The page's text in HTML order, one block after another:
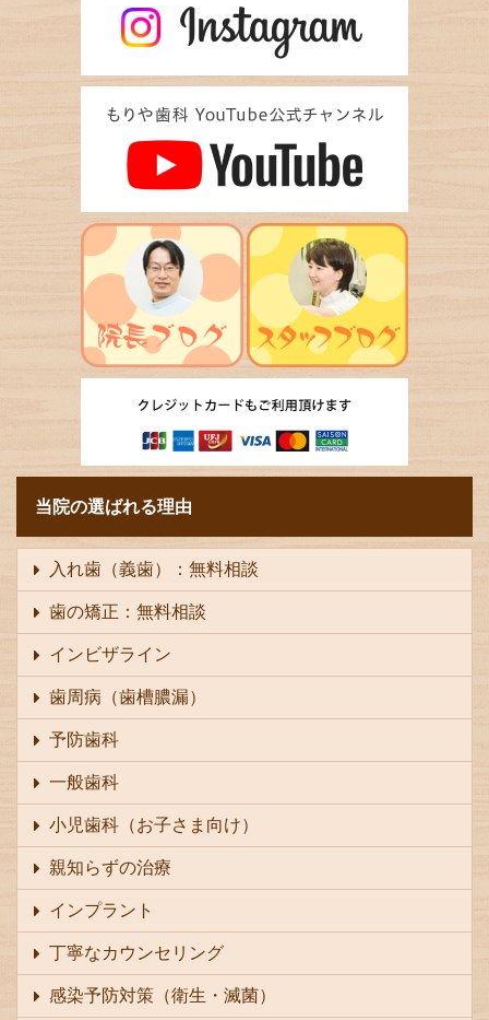
当院の選ばれる理由
入れ歯（義歯）：無料相談
歯の矯正：無料相談
インビザライン
歯周病（歯槽膿漏）
予防歯科
一般歯科
小児歯科（お子さま向け）
親知らずの治療
インプラント
丁寧なカウンセリング
感染予防対策（衛生・滅菌）